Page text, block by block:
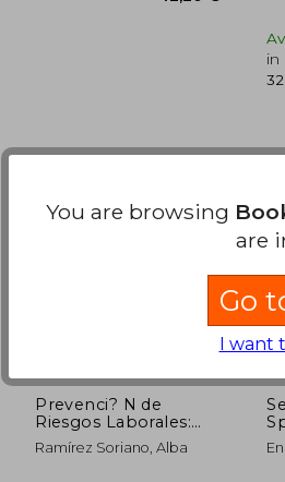
55,64 €
in
Prevenci? N de
Riesgos Laborales:
Personal de
Restauraci? N (in
Ramírez Soriano, Alba
You are browsing
are
Go
I want